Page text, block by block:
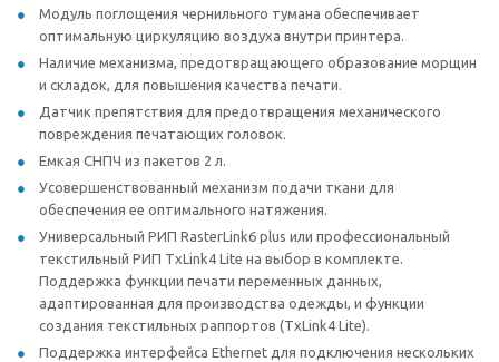
Модуль поглощения чернильного тумана обеспечивает
оптимальную циркуляцию воздуха внутри принтера.
Наличие механизма, предотвращающего образование морщин
и складок, для повышения качества печати.
Датчик препятствия для предотвращения механического
повреждения печатающих головок.
Емкая СНПЧ из пакетов 2 л.
Усовершенствованный механизм подачи ткани для
обеспечения ее оптимального натяжения.
Универсальный РИП RasterLink6 plus или профессиональный
текстильный РИП TxLink4 Lite на выбор в комплекте.
Поддержка функции печати переменных данных,
адаптированная для производства одежды, и функции
создания текстильных раппортов (TxLink4 Lite).
Поддержка интерфейса Ethernet для подключения нескольких